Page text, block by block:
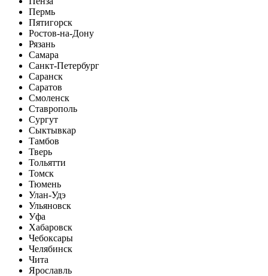
Пермь
Пятигорск
Ростов-на-Дону
Рязань
Самара
Санкт-Петербург
Саранск
Саратов
Смоленск
Ставрополь
Сургут
Сыктывкар
Тамбов
Тверь
Тольятти
Томск
Тюмень
Улан-Удэ
Ульяновск
Уфа
Хабаровск
Чебоксары
Челябинск
Чита
Ярославль